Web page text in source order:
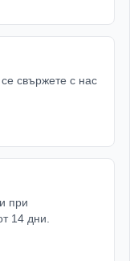
свържете с нас
при
14 дни.